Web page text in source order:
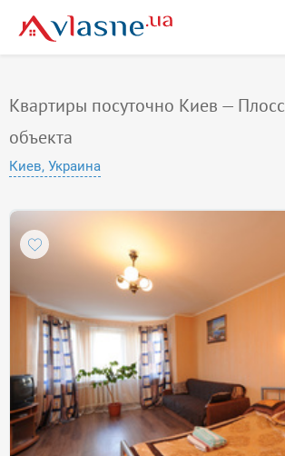
Квартиры посуточно Киев —
объекта
Киев, Украина